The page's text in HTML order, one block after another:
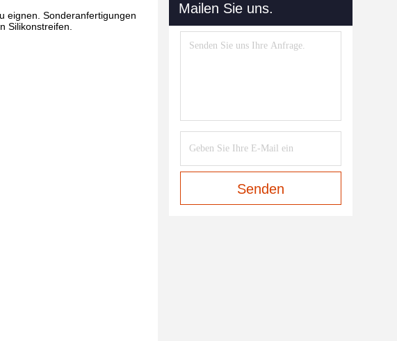
eignen. Sonderanfertigungen
Silikonstreifen.
Mailen Sie uns.
Senden